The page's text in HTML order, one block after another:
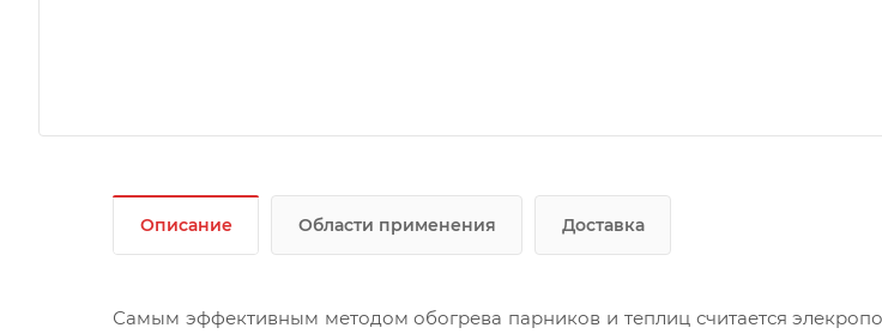
Описание Области применения Доставка
Самым эффективным методом обогрева парников и теплиц считается